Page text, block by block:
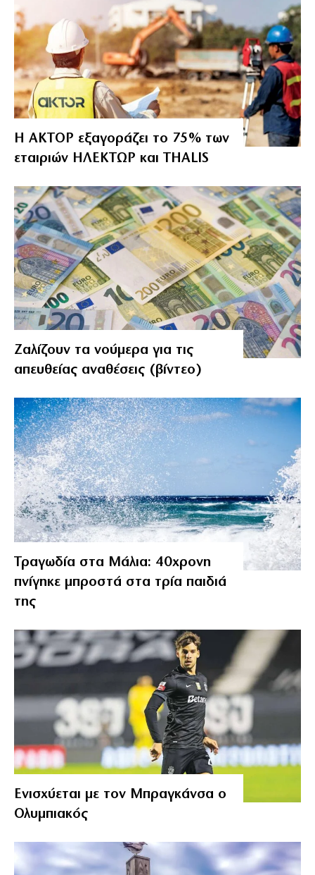
Η ΑΚΤΟΡ εξαγοράζει το 75% των
εταιριών ΗΛΕΚΤΩΡ και THALIS
Ζαλίζουν τα νούμερα για τις
απευθείας αναθέσεις (βίντεο)
Τραγωδία στα Μάλια: 40χρονη
πνίγηκε μπροστά στα τρία παιδιά
της
Ενισχύεται με τον Μπραγκάνσα ο
Ολυμπιακός